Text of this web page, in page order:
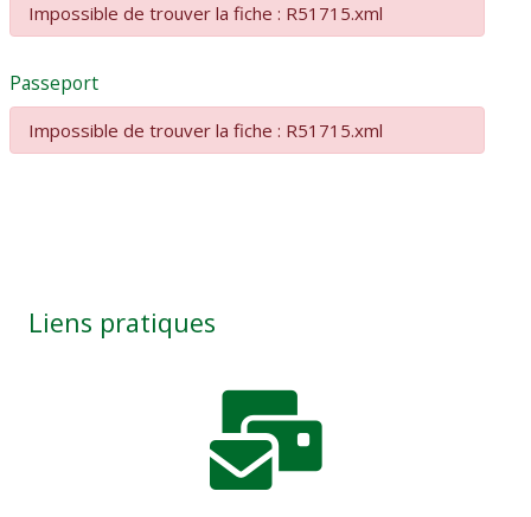
Impossible de trouver la fiche : R51715.xml
Passeport
Impossible de trouver la fiche : R51715.xml
Liens pratiques